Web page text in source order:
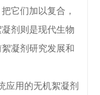
它们加以复合，
剂则是现代生物
凝剂研究发展和
应用的无机絮凝剂